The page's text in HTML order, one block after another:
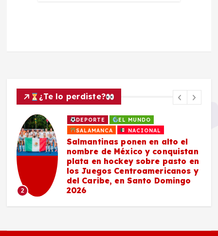
¿Te lo perdiste?
2
DEPORTE
EL MUNDO
SALAMANCA
NACIONAL
Salmantinas ponen en alto el
nombre de México y conquistan
plata en hockey sobre pasto en
los Juegos Centroamericanos y
del Caribe, en Santo Domingo
2026